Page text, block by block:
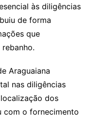
às diligências
de forma
que
Araguaiana
nas diligências
dos
com o fornecimento